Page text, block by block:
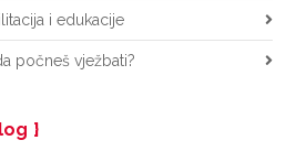
i edukacije
počneš vježbati?